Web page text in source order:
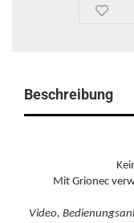
Beschreibung
Mit Grionec
Video,